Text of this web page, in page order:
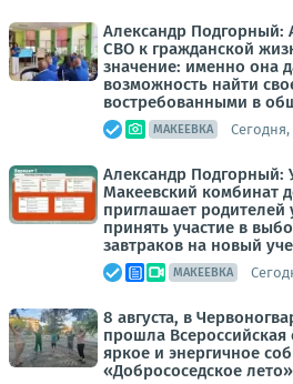
Александр Подгорный:
СВО к гражданской
значение: именно она
возможность найти
востребованными в
МАКЕЕВКА Сегодня,
Александр Подгорный:
Макеевский комбинат
приглашает родителей
принять участие в
завтраков на новый
МАКЕЕВКА
8 августа, в
прошла Всероссийская
яркое и энергичное
«Добрососедское лето»